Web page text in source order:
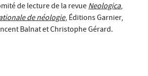
de lecture de la revueNeologica,
de néologie, Éditions Garnier,
Balnat et Christophe Gérard.